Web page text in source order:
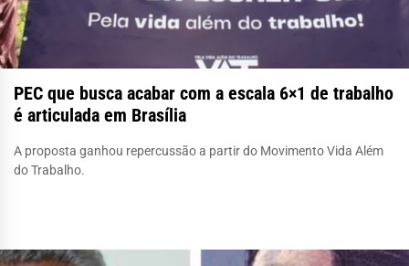
PEC que busca acabar com a escala 6×1 de trabalho
é articulada em Brasília
A proposta ganhou repercussão a partir do Movimento Vida Além
do Trabalho.